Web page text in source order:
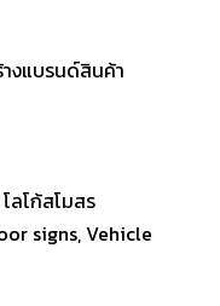
งแบรนด์สินค้า
ลโก้สโมสร
signs, Vehicle